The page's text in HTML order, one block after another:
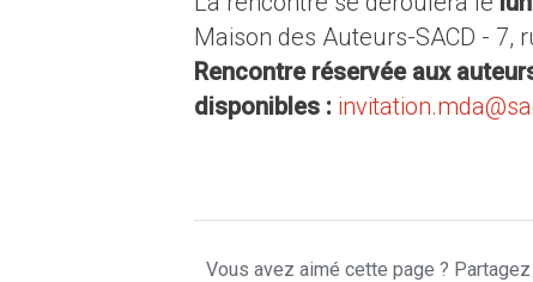
Maison des Auteurs-SACD - 7,
Rencontre réservée aux
disponibles :
Vous avez aimé cette page ? Partagez